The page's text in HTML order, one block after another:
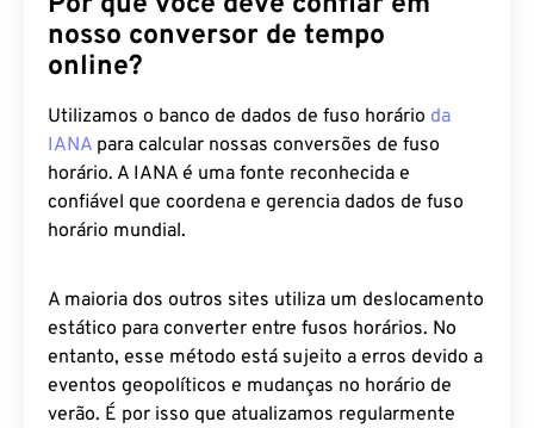
nosso conversor de tempo
online?
Utilizamos o banco de dados de fuso horário da
IANA para calcular nossas conversões de fuso
horário. A IANA é uma fonte reconhecida e
confiável que coordena e gerencia dados de fuso
horário mundial.
A maioria dos outros sites utiliza um deslocamento
estático para converter entre fusos horários. No
entanto, esse método está sujeito a erros devido a
eventos geopolíticos e mudanças no horário de
verão. É por isso que atualizamos regularmente